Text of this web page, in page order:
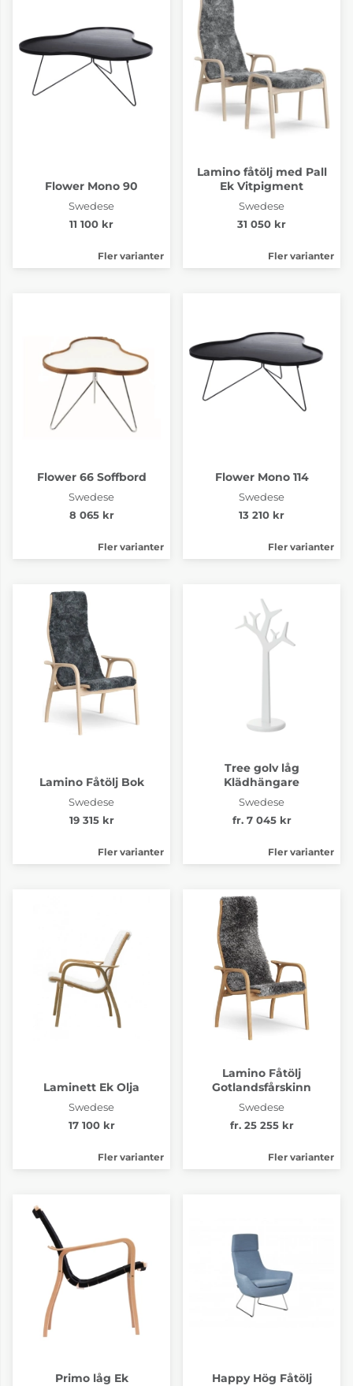
Flower Mono 90
Swedese
11 100 kr
Fler varianter
Lamino fåtölj med Pall
Ek Vitpigment
Swedese
31 050 kr
Fler varianter
Flower 66 Soffbord
Swedese
8 065 kr
Fler varianter
Flower Mono 114
Swedese
13 210 kr
Fler varianter
Lamino Fåtölj Bok
Swedese
19 315 kr
Fler varianter
Tree golv låg
Klädhängare
Swedese
fr. 7 045 kr
Fler varianter
Laminett Ek Olja
Swedese
17 100 kr
Fler varianter
Lamino Fåtölj
Gotlandsfårskinn
Swedese
fr. 25 255 kr
Fler varianter
Primo låg Ek Happy Hög Fåtölj